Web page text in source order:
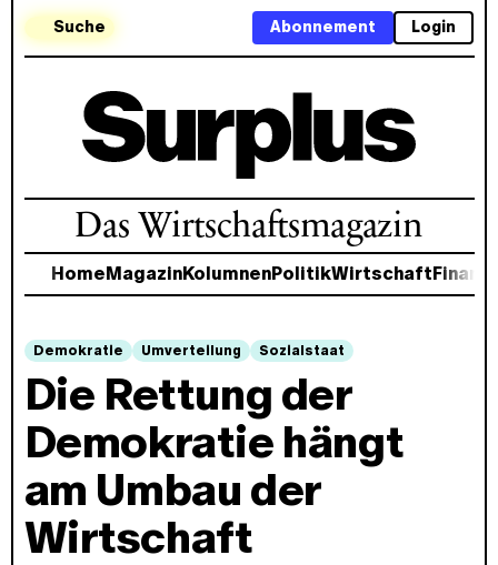
Suche Login
Abonnement
Das Wirtschaftsmagazin
Home MagazinKolumnenPolitikWirtschaft
Demokratie Umverteilung Sozialstaat
Die Rettung der
Demokratie hängt
am Umbau der
Wirtschaft